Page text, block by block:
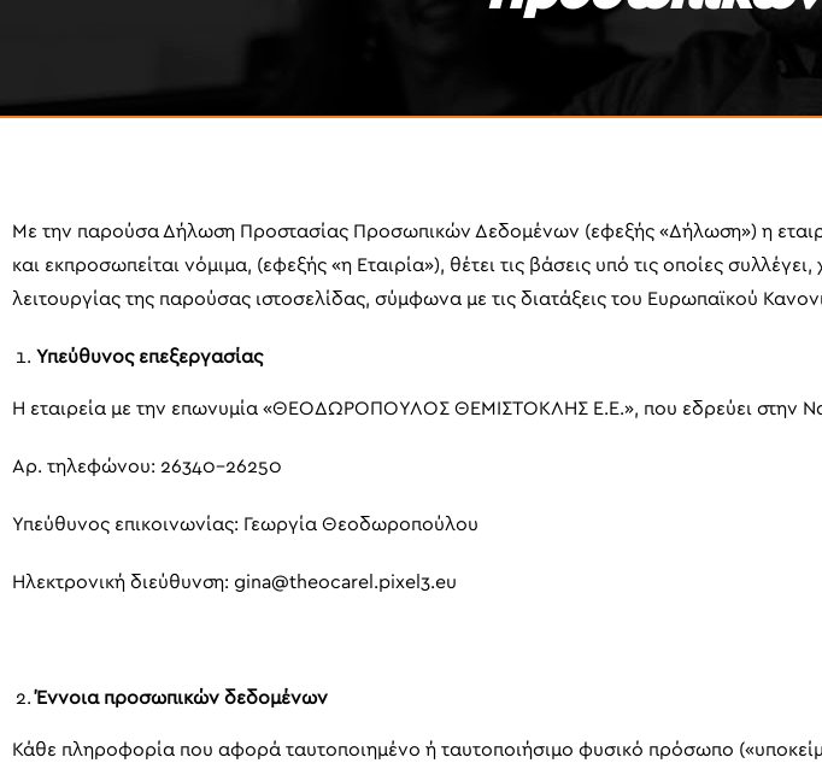
Με την παρούσα Δήλωση Προστασίας Προσωπικών Δεδομένων (εφεξής «Δήλωση») η
και εκπροσωπείται νόμιμα, (εφεξής «η Εταιρία»), θέτει τις βάσεις υπό τις οποίες
λειτουργίας της παρούσας ιστοσελίδας, σύμφωνα με τις διατάξεις του Ευρωπαϊκού
Υπεύθυνος επεξεργασίας
Η εταιρεία με την επωνυμία «ΘΕΟΔΩΡΟΠΟΥΛΟΣ ΘΕΜΙΣΤΟΚΛΗΣ Ε.Ε.», που εδρεύει στην
Αρ. τηλεφώνου: 26340-26250
Υπεύθυνος επικοινωνίας: Γεωργία Θεοδωροπούλου
Ηλεκτρονική διεύθυνση: gina@theocarel.pixel3.eu
Έννοια προσωπικών δεδομένων
Κάθε πληροφορία που αφορά ταυτοποιημένο ή ταυτοποιήσιμο φυσικό πρόσωπο